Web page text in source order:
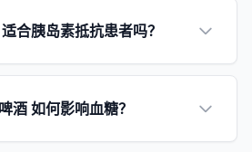
合胰岛素抵抗患者吗？
酒 如何影响血糖？